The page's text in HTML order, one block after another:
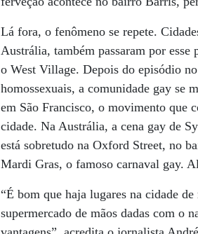
Lá fora, o fenômeno se repete.
Austrália, também passaram por
o West Village. Depois do episódio
homossexuais, a comunidade gay se
em São Francisco, o movimento que
cidade. Na Austrália, a cena gay de
está sobretudo na Oxford Street, no
Mardi Gras, o famoso carnaval gay.
“É bom que haja lugares na cidade
supermercado de mãos dadas com o